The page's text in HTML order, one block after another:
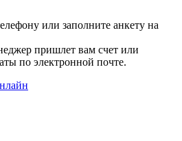
или заполните анкету на
пришлет вам счет или
по электронной почте.